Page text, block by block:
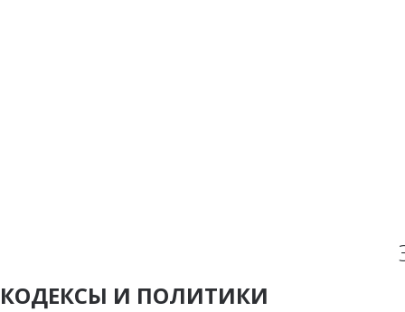
КОДЕКСЫ И ПОЛИТИКИ